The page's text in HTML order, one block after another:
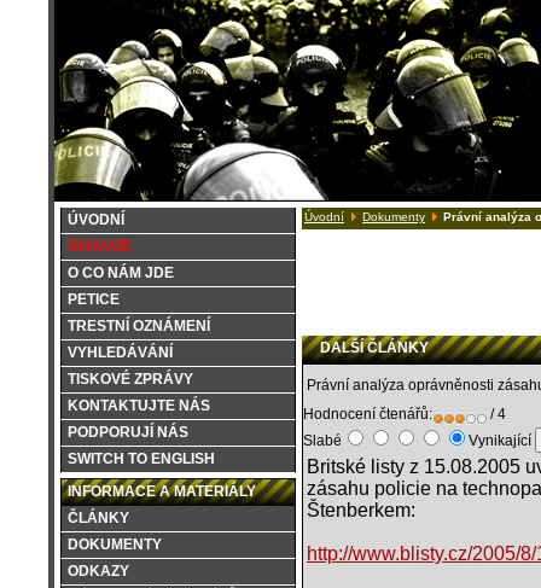
ÚVODNÍ
DISKUZE
O CO NÁM JDE
PETICE
TRESTNÍ OZNÁMENÍ
VYHLEDÁVÁNÍ
TISKOVÉ ZPRÁVY
KONTAKTUJTE NÁS
PODPORUJÍ NÁS
SWITCH TO ENGLISH
INFORMACE A MATERIÁLY
ČLÁNKY
DOKUMENTY
ODKAZY
Úvodní Dokumenty Právní analýza
DALŠÍ ČLÁNKY
Právní analýza oprávněnosti
Hodnocení čtenářů:
/ 4
Slabé
Vynikající
Britské listy z 15.08.2005
zásahu policie na
Štenberkem:
http://www.blisty.cz/2005/